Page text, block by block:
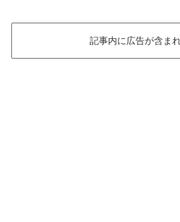
記事内に広告が含ま